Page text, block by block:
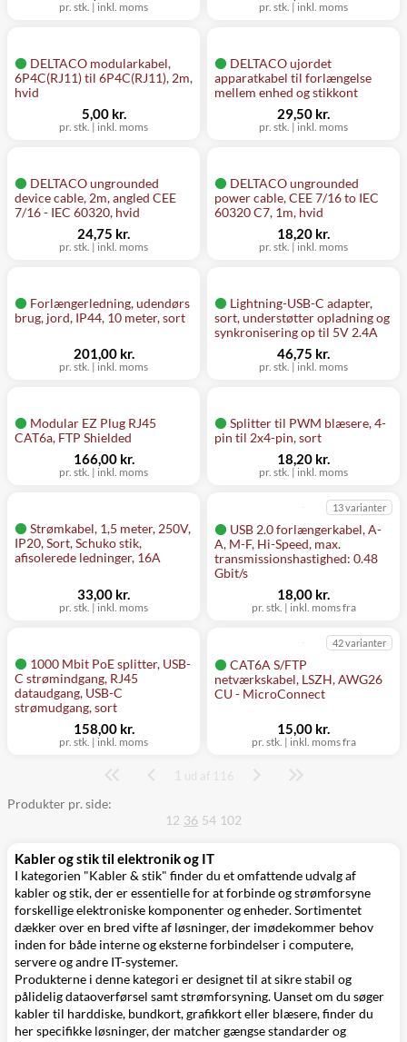
pr. stk. | inkl. moms pr. stk. | inkl. moms
DELTACO modularkabel,
6P4C(RJ11) til 6P4C(RJ11), 2m,
hvid
pr. stk. | inkl. moms
5,00 kr.
DELTACO ujordet
apparatkabel til forlængelse
mellem enhed og stikkont
pr. stk. | inkl. moms
29,50 kr.
DELTACO ungrounded
device cable, 2m, angled CEE
7/16 - IEC 60320, hvid
pr. stk. | inkl. moms
24,75 kr.
DELTACO ungrounded
power cable, CEE 7/16 to IEC
60320 C7, 1m, hvid
pr. stk. | inkl. moms
18,20 kr.
Forlængerledning, udendørs
brug, jord, IP44, 10 meter, sort
pr. stk. | inkl. moms
201,00 kr.
Lightning-USB-C adapter,
sort, understøtter opladning og
synkronisering op til 5V 2.4A
pr. stk. | inkl. moms
46,75 kr.
Modular EZ Plug RJ45
CAT6a, FTP Shielded
pr. stk. | inkl. moms
166,00 kr.
Splitter til PWM blæsere, 4-
pin til 2x4-pin, sort
pr. stk. | inkl. moms
18,20 kr.
Strømkabel, 1,5 meter, 250V,
IP20, Sort, Schuko stik,
afisolerede ledninger, 16A
pr. stk. | inkl. moms
33,00 kr.
USB 2.0 forlængerkabel, A-
A, M-F, Hi-Speed, max.
transmissionshastighed: 0.48
Gbit/s
13 varianter
pr. stk. | inkl. moms fra
18,00 kr.
1000 Mbit PoE splitter, USB-
C strømindgang, RJ45
dataudgang, USB-C
strømudgang, sort
pr. stk. | inkl. moms
158,00 kr.
CAT6A S/FTP
netværkskabel, LSZH, AWG26
CU - MicroConnect
42 varianter
pr. stk. | inkl. moms fra
15,00 kr.
Side
1 ud af 116
Produkter pr. side:
12 36 54 102
Kabler og stik til elektronik og IT
I kategorien "Kabler & stik" finder du et omfattende udvalg af
kabler og stik, der er essentielle for at forbinde og strømforsyne
forskellige elektroniske komponenter og enheder. Sortimentet
dækker over en bred vifte af løsninger, der imødekommer behov
inden for både interne og eksterne forbindelser i computere,
servere og andre IT-systemer.
Produkterne i denne kategori er designet til at sikre stabil og
pålidelig dataoverførsel samt strømforsyning. Uanset om du søger
kabler til harddiske, bundkort, grafikkort eller blæsere, finder du
her specifikke løsninger, der matcher gængse standarder og